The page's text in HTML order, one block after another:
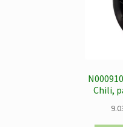
Chili,